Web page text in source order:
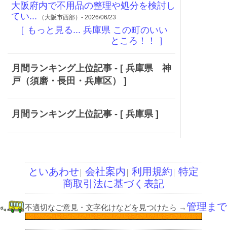
大阪府内で不用品の整理や処分を検討し
てい... （大阪市西部）- 2026/06/23
［ もっと見る... 兵庫県 この町のいい
ところ！！ ］
月間ランキング上位記事 - [ 兵庫県 神
戸（須磨・長田・兵庫区） ]
月間ランキング上位記事 - [ 兵庫県 ]
といあわせ 会社案内 利用規約 特定
商取引法に基づく表記
不適切なご意見・文字化けなどを見つけたら →管理まで